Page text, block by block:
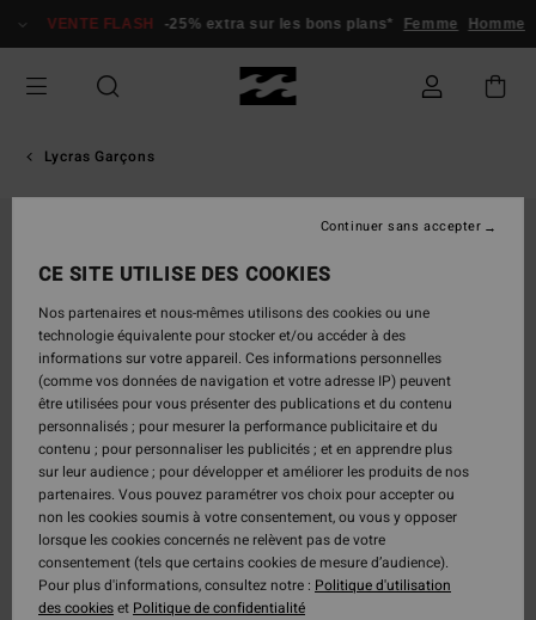
VENTE FLASH -25% extra sur les bons plans* Femme Homme
Lycras Garçons
CE SITE UTILISE DES COOKIES
Nos partenaires et nous-mêmes utilisons des cookies ou une
technologie équivalente pour stocker et/ou accéder à des
informations sur votre appareil. Ces informations personnelles
(comme vos données de navigation et votre adresse IP) peuvent
être utilisées pour vous présenter des publications et du contenu
personnalisés ; pour mesurer la performance publicitaire et du
contenu ; pour personnaliser les publicités ; et en apprendre plus
sur leur audience ; pour développer et améliorer les produits de nos
partenaires. Vous pouvez paramétrer vos choix pour accepter ou
non les cookies soumis à votre consentement, ou vous y opposer
lorsque les cookies concernés ne relèvent pas de votre
consentement (tels que certains cookies de mesure d’audience).
Pour plus d'informations, consultez notre : Politique d'utilisation
des cookieset Politique de confidentialité
Continuer sans accepter